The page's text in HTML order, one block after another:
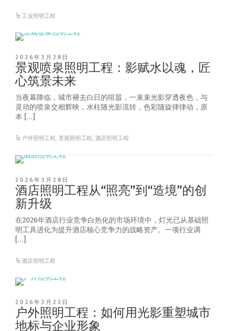
工业照明工程
2026年3月28日
景观喷泉照明工程：影赋水以魂，匠
心筑景未来
当夜幕降临，城市褪去白日的喧嚣，一束束光影穿透夜色，与
灵动的喷泉交相辉映，水柱随光影流转，色彩随旋律律动，原
本 […]
户外照明工程,景观照明工程,酒店照明工程
2026年3月28日
酒店照明工程从“照亮”到“造境”的创
新升级
在2026年酒店行业竞争白热化的市场环境中，灯光已从基础照
明工具进化为提升酒店核心竞争力的战略资产。一项行业调
[…]
酒店照明工程
2026年3月23日
户外照明工程：如何用光影重塑城市
地标与企业形象